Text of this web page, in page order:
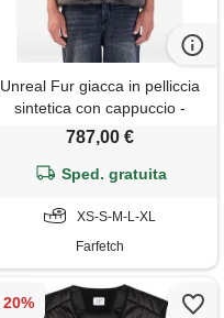
Unreal Fur giacca in pelliccia
sintetica con cappuccio -
grigio
787,00 €
Sped. gratuita
XS-S-M-L-XL
Farfetch